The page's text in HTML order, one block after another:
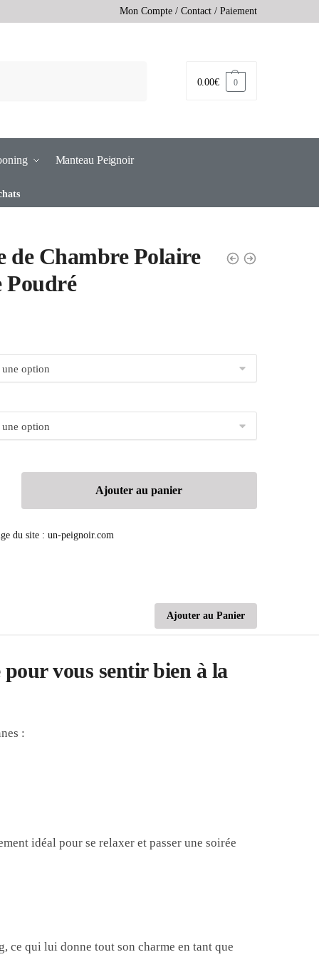
Mon Compte / Contact / Paiement
0.00€ 0
Manteau Peignoir
de Chambre Polaire
Poudré
Ajouter au panier
Ajouter au Panier
vous sentir bien à la
:
idéal pour se relaxer et passer une soirée
ce qui lui donne tout son charme en tant que